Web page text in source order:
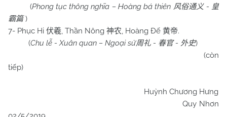
(Phong tục thông nghĩa – Hoàng bá thiên 风俗通义- 皇
霸篇)
7- Phục Hi 伏羲, Thần Nông 神农, Hoàng Đế 黄帝.
(Chu lễ - Xuân quan – Ngoại sử周礼 - 春官- 外史)
(còn
tiếp)
Huỳnh Chương Hưng
Quy Nhơn